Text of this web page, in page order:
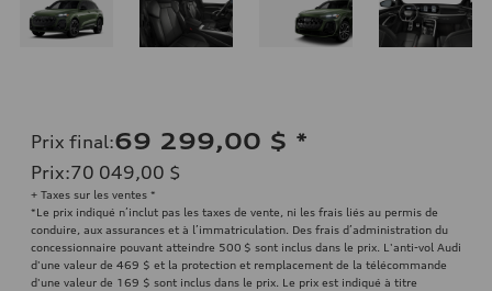
Prix final:69 299,00 $ *
Prix:70 049,00 $
+ Taxes sur les ventes *
*Le prix indiqué n’inclut pas les taxes de vente, ni les frais liés au permis de
conduire, aux assurances et à l’immatriculation. Des frais d’administration du
concessionnaire pouvant atteindre 500 $ sont inclus dans le prix. L'anti-vol Audi
d'une valeur de 469 $ et la protection et remplacement de la télécommande
d'une valeur de 169 $ sont inclus dans le prix. Le prix est indiqué à titre